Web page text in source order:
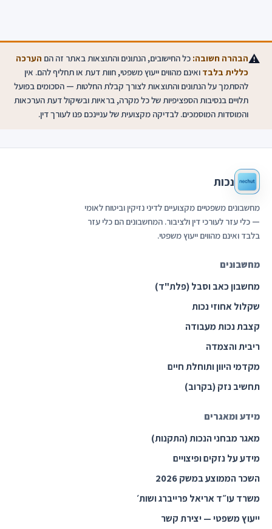
⚠️הבהרה חשובה: כל החישובים, הנתונים והתוצאות באתר זה הם הערכה
כללית בלבד ואינם מהווים ייעוץ משפטי, חוות דעת או תחליף להם. אין
להסתמך על הנתונים והתוצאות לצורך קבלת החלטות — הסכומים בפועל
תלויים בנסיבות הספציפיות של כל מקרה, בראיות ובשיקול דעת הערכאות
והמוסדות המוסמכים. לבדיקה מקצועית של עניינכם פנו לעורך דין.
נכות
מחשבונים משפטיים מקצועיים לדיני נזיקין וביטוח לאומי
— כלי עזר לעורכי דין ולציבור. המחשבונים הם כלי עזר
בלבד ואינם מהווים ייעוץ משפטי.
מחשבונים
מחשבון כאב וסבל (פלת"ד)
שקלול אחוזי נכות
קצבת נכות מעבודה
ריבית והצמדה
מקדמי היוון ותוחלת חיים
תחשיב נזק (בקרוב)
מידע ומאגרים
מאגר מבחני הנכות (התקנות)
מידע על נזקים ופיצויים
השכר הממוצע במשק 2026
משרד עו״ד אריאל פרייברג ושות׳
ייעוץ משפטי — יצירת קשר